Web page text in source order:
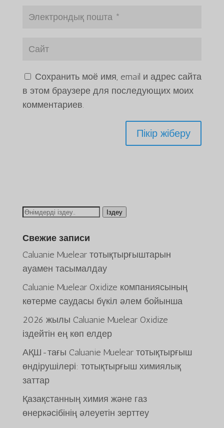
Сохранить моё имя, email и адрес сайта
в этом браузере для последующих моих
комментариев.
Іздеу: Іздеу
Свежие записи
Caluanie Muelear тотықтырғыштарын
ауамен тасымалдау
Caluanie Muelear Oxidize компаниясының
көтерме саудасы бүкіл әлем бойынша
2026 жылы Caluanie Muelear Oxidize
іздейтін ең көп елдер
АҚШ-тағы Caluanie Muelear тотықтырғыш
өндірушілері: тотықтырғыш химиялық
заттар
Қазақстанның химия және газ
өнеркәсібінің әлеуетін зерттеу
ພາສາລາວ